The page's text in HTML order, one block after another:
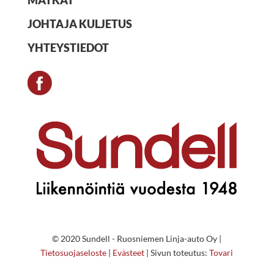
JOHTAJA KULJETUS
YHTEYSTIEDOT
© 2020 Sundell - Ruosniemen Linja-auto Oy |
Tietosuojaseloste | Evästeet | Sivun toteutus:Tovari